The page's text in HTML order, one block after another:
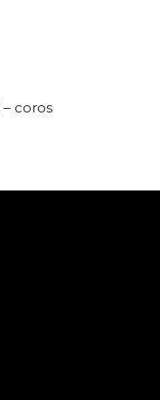
– coros